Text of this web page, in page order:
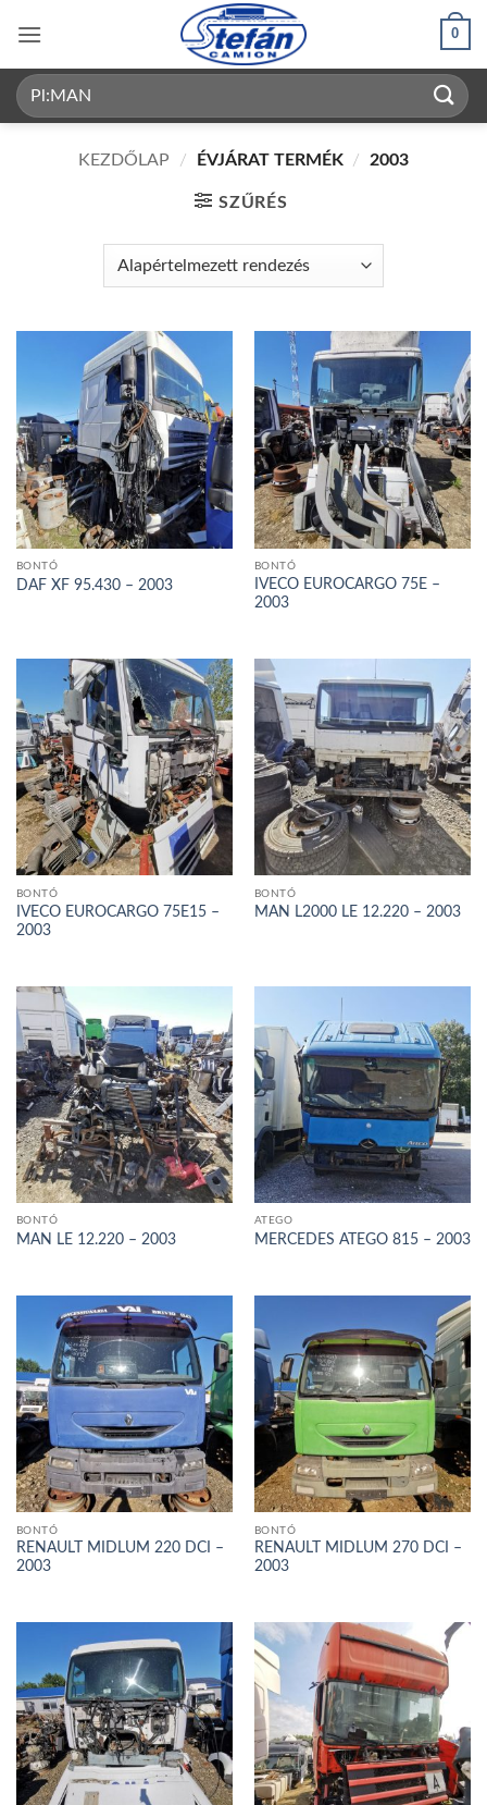
content
0
Keresés
a
KEZDŐLAP / ÉVJÁRAT TERMÉK / 2003
SZŰRÉS
BONTÓ
DAF XF 95.430 – 2003
BONTÓ
IVECO EUROCARGO 75E –
2003
BONTÓ
IVECO EUROCARGO 75E15 –
2003
BONTÓ
MAN L2000 LE 12.220 – 2003
BONTÓ
MAN LE 12.220 – 2003
ATEGO
MERCEDES ATEGO 815 – 2003
BONTÓ
RENAULT MIDLUM 220 DCI –
2003
BONTÓ
RENAULT MIDLUM 270 DCI –
2003